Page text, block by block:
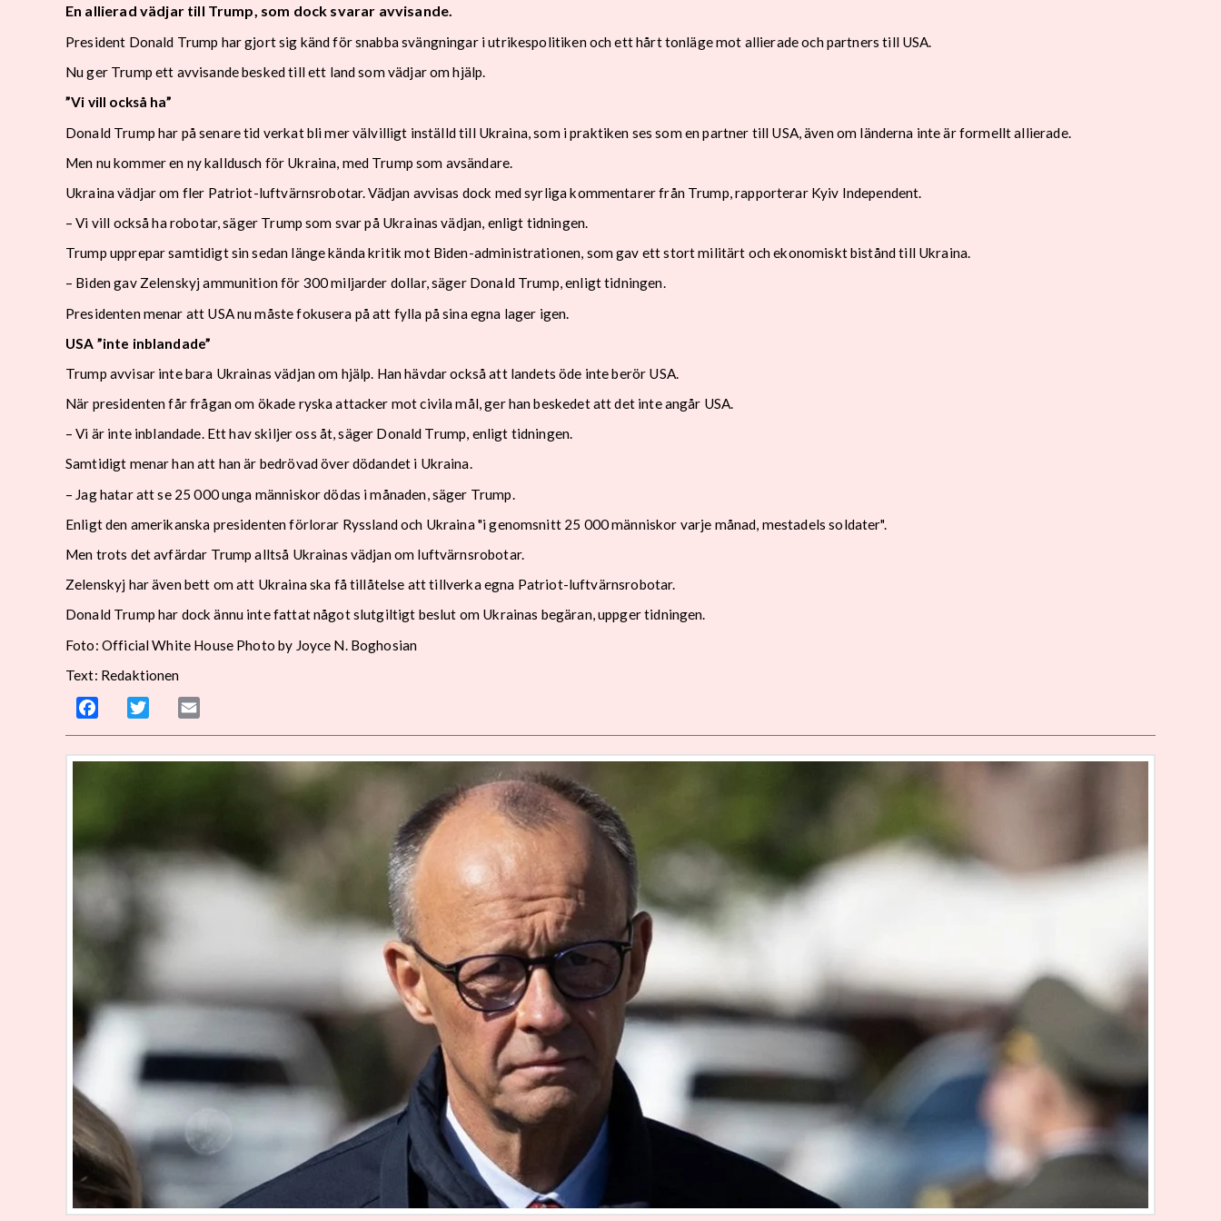
En allierad vädjar till Trump, som dock svarar avvisande.
President Donald Trump har gjort sig känd för snabba svängningar i utrikespolitiken och ett hårt tonläge mot allierade och partners till USA.
Nu ger Trump ett avvisande besked till ett land som vädjar om hjälp.
”Vi vill också ha”
Donald Trump har på senare tid verkat bli mer välvilligt inställd till Ukraina, som i praktiken ses som en partner till USA, även om länderna inte är formellt allierade.
Men nu kommer en ny kalldusch för Ukraina, med Trump som avsändare.
Ukraina vädjar om fler Patriot-luftvärnsrobotar. Vädjan avvisas dock med syrliga kommentarer från Trump, rapporterar Kyiv Independent.
– Vi vill också ha robotar, säger Trump som svar på Ukrainas vädjan, enligt tidningen.
Trump upprepar samtidigt sin sedan länge kända kritik mot Biden-administrationen, som gav ett stort militärt och ekonomiskt bistånd till Ukraina.
– Biden gav Zelenskyj ammunition för 300 miljarder dollar, säger Donald Trump, enligt tidningen.
Presidenten menar att USA nu måste fokusera på att fylla på sina egna lager igen.
USA ”inte inblandade”
Trump avvisar inte bara Ukrainas vädjan om hjälp. Han hävdar också att landets öde inte berör USA.
När presidenten får frågan om ökade ryska attacker mot civila mål, ger han beskedet att det inte angår USA.
– Vi är inte inblandade. Ett hav skiljer oss åt, säger Donald Trump, enligt tidningen.
Samtidigt menar han att han är bedrövad över dödandet i Ukraina.
– Jag hatar att se 25 000 unga människor dödas i månaden, säger Trump.
Enligt den amerikanska presidenten förlorar Ryssland och Ukraina "i genomsnitt 25 000 människor varje månad, mestadels soldater".
Men trots det avfärdar Trump alltså Ukrainas vädjan om luftvärnsrobotar.
Zelenskyj har även bett om att Ukraina ska få tillåtelse att tillverka egna Patriot-luftvärnsrobotar.
Donald Trump har dock ännu inte fattat något slutgiltigt beslut om Ukrainas begäran, uppger tidningen.
Foto: Official White House Photo by Joyce N. Boghosian
Text: Redaktionen
Facebook Twitter